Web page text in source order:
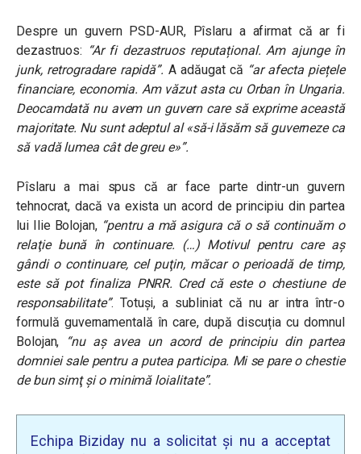
Despre un guvern PSD-AUR, Pîslaru a afirmat că ar fi
dezastruos: “Ar fi dezastruos reputațional. Am ajunge în
junk, retrogradare rapidă”. A adăugat că “ar afecta piețele
financiare, economia. Am văzut asta cu Orban în Ungaria.
Deocamdată nu avem un guvern care să exprime această
majoritate. Nu sunt adeptul al «să-i lăsăm să guverneze ca
să vadă lumea cât de greu e»”.
Pîslaru a mai spus că ar face parte dintr-un guvern
tehnocrat, dacă va exista un acord de principiu din partea
lui Ilie Bolojan, “pentru a mă asigura că o să continuăm o
relaţie bună în continuare. (…) Motivul pentru care aş
gândi o continuare, cel puţin, măcar o perioadă de timp,
este să pot finaliza PNRR. Cred că este o chestiune de
responsabilitate”. Totuși, a subliniat că nu ar intra într-o
formulă guvernamentală în care, după discuția cu domnul
Bolojan,
“nu aş avea un acord de principiu din partea
domniei sale pentru a putea participa. Mi se pare o chestie
de bun simţ şi o minimă loialitate”.
Echipa Biziday nu a solicitat și nu a acceptat